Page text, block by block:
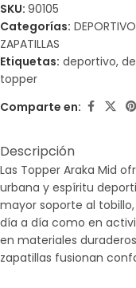
SKU: 90105
Categorías:
ZAPATILLAS
Etiquetas: deportivo,
topper
Comparte en:
Descripción
Las Topper Araka Mid
urbana y espíritu
mayor soporte al
día a día como en
en materiales
zapatillas fusionan